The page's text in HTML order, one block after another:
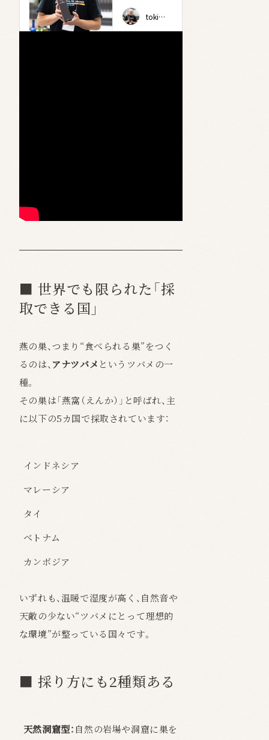
■ 世界でも限られた「採
取できる国」
燕の巣、つまり“食べられる巣”をつく
るのは、 アナツバメ というツバメの一
種。
その巣は「燕窩（えんか）」と呼ばれ、主
に以下の5カ国で採取されています：
インドネシア
マレーシア
タイ
ベトナム
カンボジア
いずれも、温暖で湿度が高く、自然音や
天敵の少ない“ツバメにとって理想的
な環境”が整っている国々です。
■ 採り方にも2種類ある
天然洞窟型：自然の岩場や洞窟に巣を